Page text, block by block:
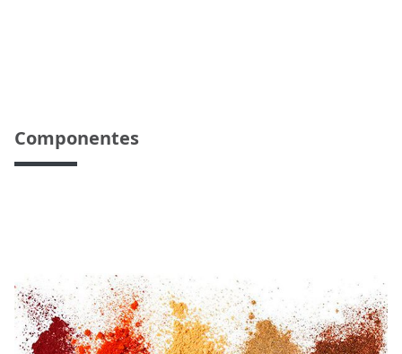
Componentes